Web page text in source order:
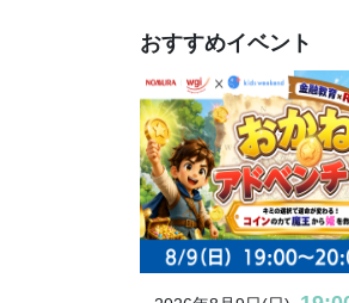
おすすめイベント